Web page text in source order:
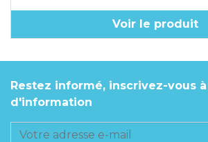
Voir le produit
Restez informé, inscrivez-vous
d'information